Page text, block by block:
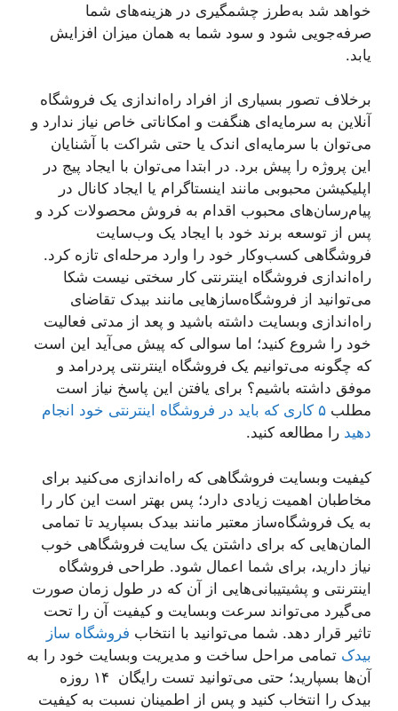
خواهد شد به‌طرز چشمگیری در هزینه‌های شما
صرفه‌جویی شود و سود شما به همان میزان افزایش
یابد.
برخلاف تصور بسیاری از افراد راه‌اندازی یک فروشگاه
آنلاین به سرمایه‌ای هنگفت و امکاناتی خاص نیاز ندارد و
می‌توان با سرمایه‌ای اندک یا حتی شراکت با آشنایان
این پروژه را پیش برد. در ابتدا می‌توان با ایجاد پیج در
اپلیکیشن محبوبی مانند اینستاگرام یا ایجاد کانال در
پیام‌رسان‌های محبوب اقدام به فروش محصولات کرد و
پس از توسعه برند خود با ایجاد یک وب‌سایت
فروشگاهی کسب‌وکار خود را وارد مرحله‌ای تازه کرد.
راه‌اندازی فروشگاه اینترنتی کار سختی نیست شکا
می‌توانید از فروشگاه‌ساز‌هایی مانند بیدک تقاضای
راه‌اندازی وبسایت داشته باشید و پعد از مدتی فعالیت
خود را شروع کنید؛ اما سوالی که پیش می‌آید این است
که چگونه می‌توانیم یک فروشگاه اینترنتی پردرامد و
موفق داشته باشیم؟ برای یافتن این پاسخ نیاز است
مطلب
۵ کاری که باید در فروشگاه اینترنتی خود انجام
دهید را مطالعه کنید.
کیفیت وبسایت فروشگاهی که راه‌اندازی می‌کنید برای
مخاطبان اهمیت زیادی دارد؛ پس بهتر است این کار را
به یک فروشگاه‌ساز معتبر مانند بیدک بسپارید تا تمامی
المان‌هایی که برای داشتن یک سایت فروشگاهی خوب
نیاز دارید، برای شما اعمال شود. طراحی فروشگاه
اینترنتی و پشیتیبانی‌هایی از آن که در طول زمان صورت
می‌گیرد می‌تواند سرعت وبسایت و کیفیت آن را تحت
تاثیر قرار دهد. شما می‌توانید با انتخاب فروشگاه ساز
بیدک تمامی مراحل ساخت و مدیریت وبسایت خود را به
آن‌ها بسپارید؛ حتی می‌توانید تست رایگان ۱۴ روزه
بیدک را انتخاب کنید و پس از اطمینان نسبت به کیفیت